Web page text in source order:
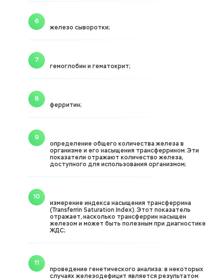
железо сыворотки;
гемоглобин и гематокрит;
ферритин;
определение общего количества железа в
организме и его насыщения трансферрином. Эти
показатели отражают количество железа,
доступного для использования организмом;
измерение индекса насыщения трансферрина
(Transferrin Saturation Index). Этот показатель
отражает, насколько трансферрин насыщен
железом и может быть полезным при диагностике
ЖДС;
проведение генетического анализа: в некоторых
случаях железодефицит является результатом